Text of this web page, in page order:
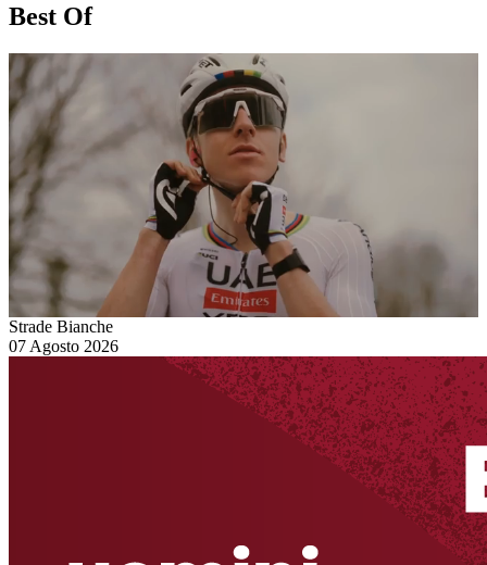
Best Of
Strade Bianche
07 Agosto 2026